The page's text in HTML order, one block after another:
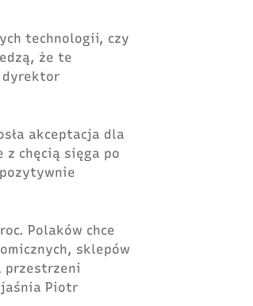
technologii, czy
że te
dyrektor
akceptacja dla
chęcią sięga po
Polaków chce
sklepów
przestrzeni
Piotr